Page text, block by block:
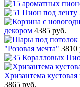
декором 4385 руб.
"Розовая мечта" 3810
Хризантема
3865 руб.